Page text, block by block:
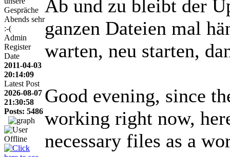
Gespräche
Abends sehr
:-(
Admin
Register
Date
2011-04-03
20:14:09
Latest Post
2026-08-07
21:30:58
Posts: 5486
Ab und zu bleibt der
ganzen Dateien mal
warten, neu starten,
Good evening, since
working right now,
necessary files as a